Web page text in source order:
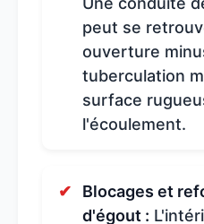
peut se
ouverture
tuberculation
surface
l'écoulement.
Blocages et
d'égout :